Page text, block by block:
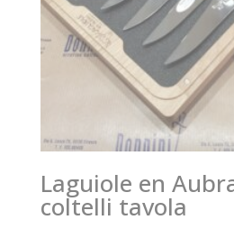
Laguiole en
coltelli tavola